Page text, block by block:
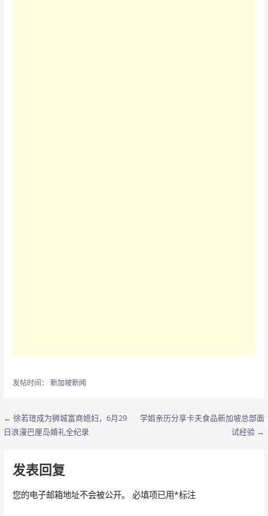
发帖时间： 新加坡新闻
文
导
航
← 徐若瑄成为狮城富商媳妇，6月29
日浪漫巴厘岛婚礼全纪录
学姐亲历分享卡夫食品新加坡总部面
试经验 →
发表回复
您的电子邮箱地址不会被公开。 必填项已用*标注